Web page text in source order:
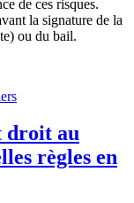
de ces risques.
la signature de la
ou du bail.
droit au
règles en